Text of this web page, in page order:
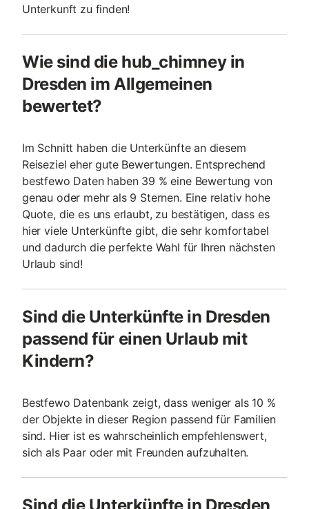
Unterkunft zu finden!
Wie sind die hub_chimney in
Dresden im Allgemeinen
bewertet?
Im Schnitt haben die Unterkünfte an diesem
Reiseziel eher gute Bewertungen. Entsprechend
bestfewo Daten haben 39 % eine Bewertung von
genau oder mehr als 9 Sternen. Eine relativ hohe
Quote, die es uns erlaubt, zu bestätigen, dass es
hier viele Unterkünfte gibt, die sehr komfortabel
und dadurch die perfekte Wahl für Ihren nächsten
Urlaub sind!
Sind die Unterkünfte in Dresden
passend für einen Urlaub mit
Kindern?
Bestfewo Datenbank zeigt, dass weniger als 10 %
der Objekte in dieser Region passend für Familien
sind. Hier ist es wahrscheinlich empfehlenswert,
sich als Paar oder mit Freunden aufzuhalten.